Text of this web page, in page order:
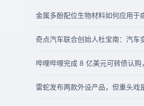
金属多酚配位生物材料如何应用于
奇点汽车联合创始人杜宝南：汽车
哔哩哔哩完成 8 亿美元可转债认
雷蛇发布两款外设产品，但重头